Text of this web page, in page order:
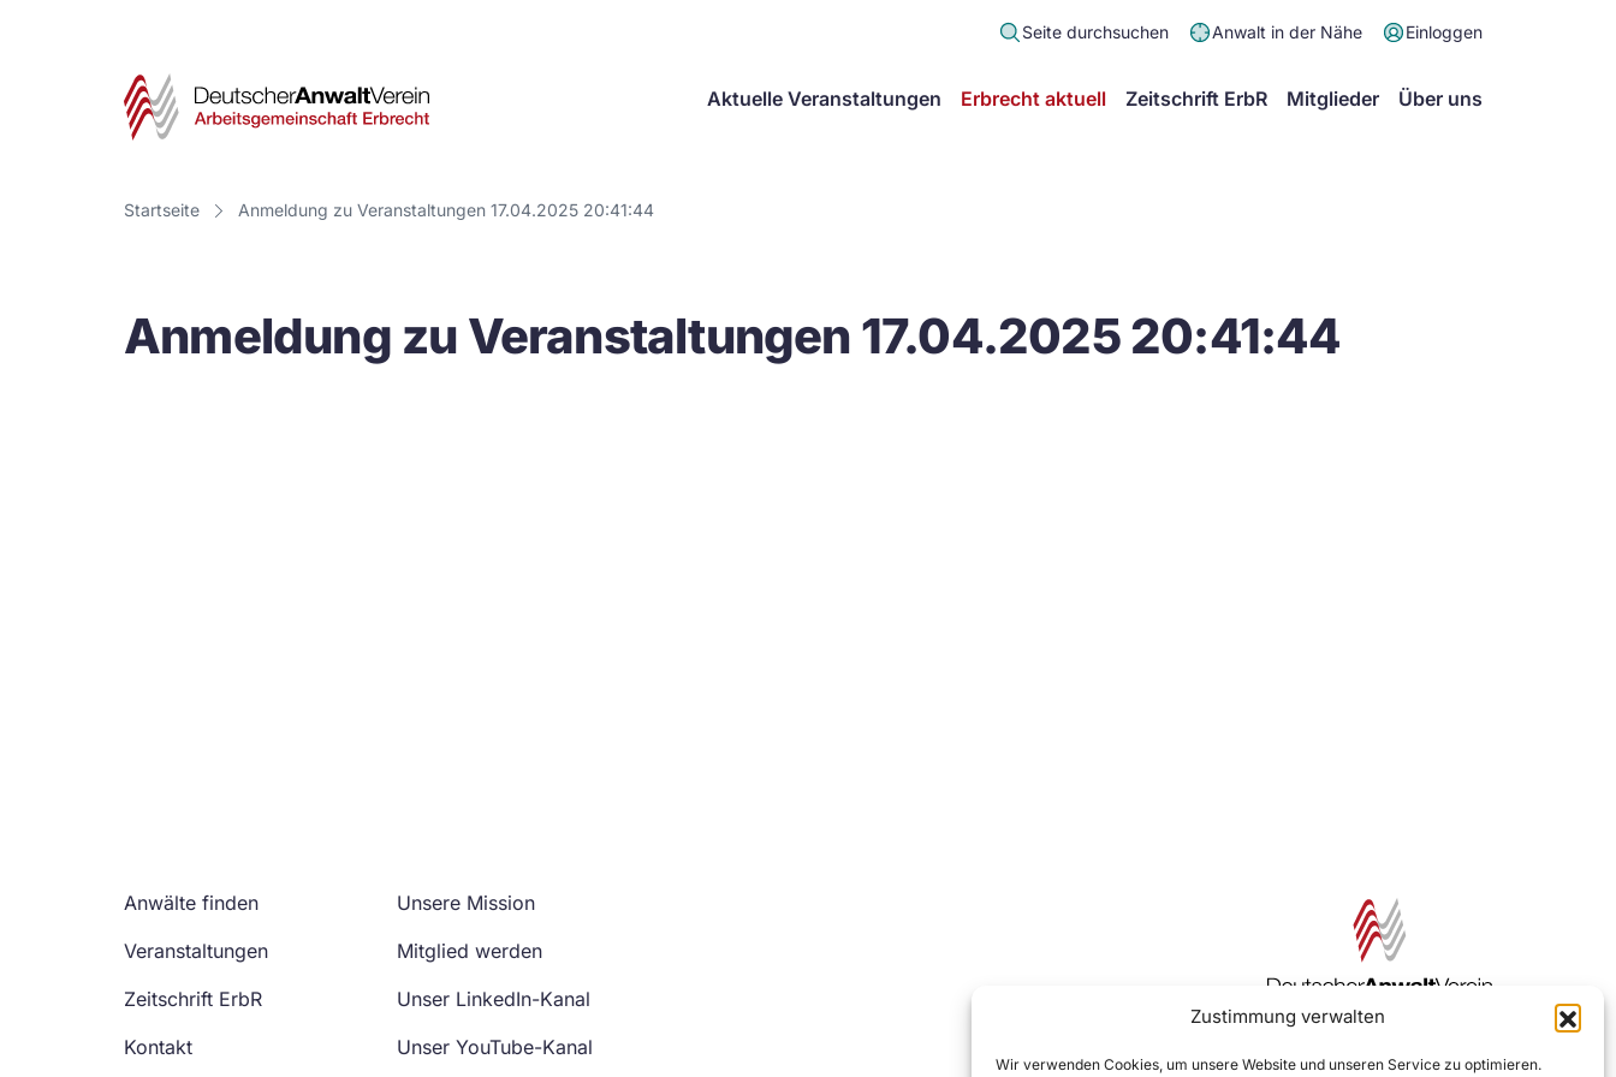
Zustimmung verwalten
Wir verwenden Cookies, um unsere Website und unseren Service zu optimieren.
Seite durchsuchen Anwalt in der Nähe Einloggen
Deutscher
Verein
Arbeitsgemeinschaft
Aktuelle Veranstaltungen Erbrecht aktuell Zeitschrift ErbR Mitglieder Über uns
Startseite Anmeldung zu Veranstaltungen 17.04.2025 20:41:44
Anmeldung zu Veranstaltungen 17.04.2025 20:41:44
Anwälte finden
Veranstaltungen
Zeitschrift ErbR
Kontakt
Unsere Mission
Mitglied werden
Unser LinkedIn-Kanal
Unser YouTube-Kanal
Zur DAV Webseite